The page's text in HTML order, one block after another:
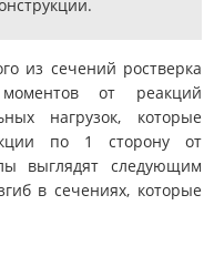
из сечений ростверка
от реакций
нагрузок, которые
по 1 сторону от
выглядят следующим
в сечениях, которые